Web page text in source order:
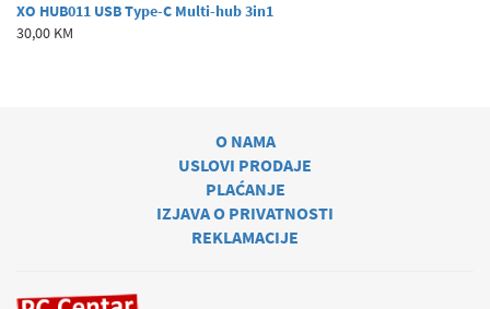
XO HUB011 USB Type-C Multi-hub 3in1
30,00 KM
O NAMA
USLOVI PRODAJE
PLAĆANJE
IZJAVA O PRIVATNOSTI
REKLAMACIJE